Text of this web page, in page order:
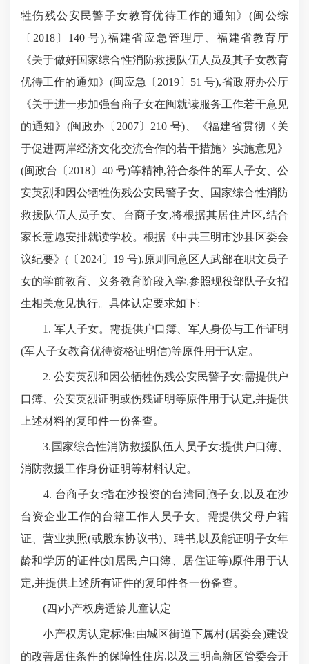
牲伤残公安民警子女教育优待工作的通知》(闽公综
〔2018〕140 号),福建省应急管理厅、福建省教育厅
《关于做好国家综合性消防救援队伍人员及其子女教育
优待工作的通知》(闽应急〔2019〕51 号),省政府办公厅
《关于进一步加强台商子女在闽就读服务工作若干意见
的通知》(闽政办〔2007〕210 号)、《福建省贯彻〈关
于促进两岸经济文化交流合作的若干措施〉实施意见》
(闽政台〔2018〕40 号)等精神,符合条件的军人子女、公
安英烈和因公牺牲伤残公安民警子女、国家综合性消防
救援队伍人员子女、台商子女,将根据其居住片区,结合
家长意愿安排就读学校。根据《中共三明市沙县区委会
议纪要》(〔2024〕19 号),原则同意区人武部在职文员子
女的学前教育、义务教育阶段入学,参照现役部队子女招
生相关意见执行。具体认定要求如下:
1. 军人子女。需提供户口簿、军人身份与工作证明
(军人子女教育优待资格证明信)等原件用于认定。
2. 公安英烈和因公牺牲伤残公安民警子女:需提供户
口簿、公安英烈证明或伤残证明等原件用于认定,并提供
上述材料的复印件一份备查。
3.国家综合性消防救援队伍人员子女:提供户口簿、
消防救援工作身份证明等材料认定。
4. 台商子女:指在沙投资的台湾同胞子女,以及在沙
台资企业工作的台籍工作人员子女。需提供父母户籍
证、营业执照(或股东协议书)、聘书,以及能证明子女年
龄和学历的证件(如居民户口簿、居住证等)原件用于认
定,并提供上述所有证件的复印件各一份备查。
(四)小产权房适龄儿童认定
小产权房认定标准:由城区街道下属村(居委会)建设
的改善居住条件的保障性住房,以及三明高新区管委会开